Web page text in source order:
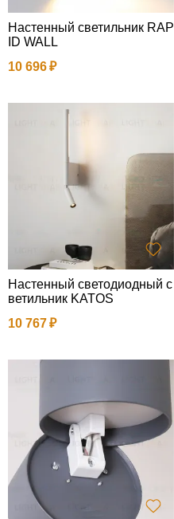
Настенный светильник RAP
ID WALL
10 696
Настенный светодиодный с
ветильник KATOS
10 767